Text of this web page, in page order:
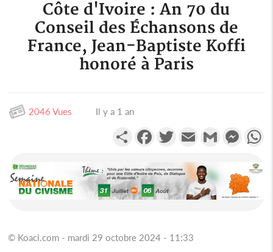
Côte d'Ivoire : An 70 du
Conseil des Échansons de
France, Jean-Baptiste Koffi
honoré à Paris
2046 Vues Il y a 1 an
PartagerFacebookTwitterEmail Gmail
© Koaci.com - mardi 29 octobre 2024 - 11:33